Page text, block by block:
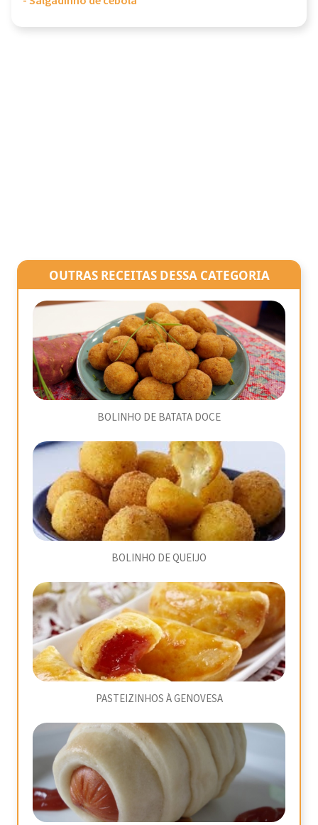
OUTRAS RECEITAS DESSA CATEGORIA
BOLINHO DE BATATA DOCE
BOLINHO DE QUEIJO
PASTEIZINHOS À GENOVESA